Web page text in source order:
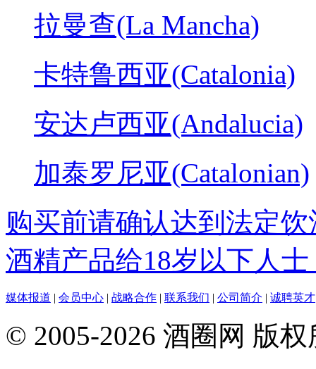
拉曼查(La Mancha)
卡特鲁西亚(Catalonia)
安达卢西亚(Andalucia)
加泰罗尼亚(Catalonian)
购买前请确认达到法定
酒精产品给18岁以下人士
媒体报道 | 会员中心 | 战略合作 | 联系我们 | 公司简介 | 诚聘英才
© 2005-2026 酒圈网 版